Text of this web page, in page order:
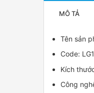
MÔ TẢ
Tên sản
Code:
Kích
Công